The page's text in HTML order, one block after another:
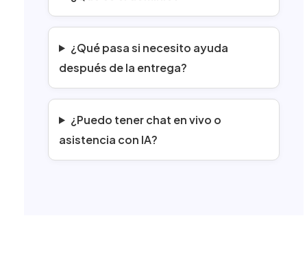
¿Qué pasa si necesito ayuda
después de la entrega?
¿Puedo tener chat en vivo o
asistencia con IA?